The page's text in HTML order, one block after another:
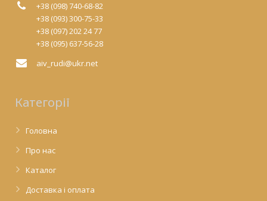
+38 (098) 740-68-82
+38 (093) 300-75-33
+38 (097) 202 24 77
+38 (095) 637-56-28
aiv_rudi@ukr.net
Категорії
Головна
Про нас
Каталог
Доставка і оплата